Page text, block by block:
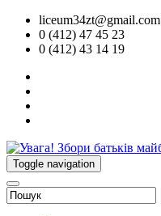
liceum34zt@gmail.com
0 (412) 47 45 23
0 (412) 43 14 19
Toggle navigation